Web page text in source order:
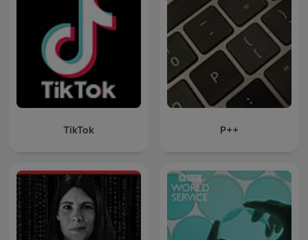
TikTok P++